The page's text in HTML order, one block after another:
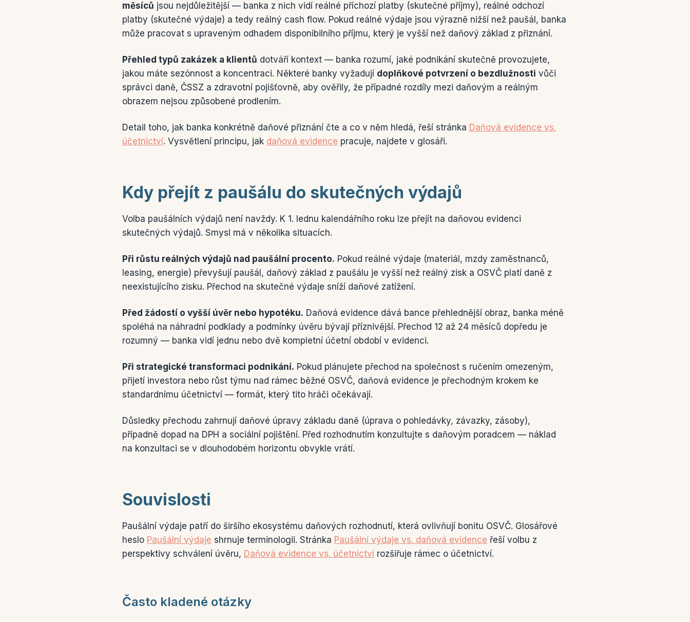
měsíců jsou nejdůležitější — banka z nich vidí reálné příchozí platby (skutečné příjmy), reálné odchozí
platby (skutečné výdaje) a tedy reálný cash flow. Pokud reálné výdaje jsou výrazně nižší než paušál, banka
může pracovat s upraveným odhadem disponibilního příjmu, který je vyšší než daňový základ z přiznání.
Přehled typů zakázek a klientů dotváří kontext — banka rozumí, jaké podnikání skutečně provozujete,
jakou máte sezónnost a koncentraci. Některé banky vyžadují doplňkové potvrzení o bezdlužnosti vůči
správci daně, ČSSZ a zdravotní pojišťovně, aby ověřily, že případné rozdíly mezi daňovým a reálným
obrazem nejsou způsobené prodlením.
Detail toho, jak banka konkrétně daňové přiznání čte a co v něm hledá, řeší stránka Daňová evidence vs.
účetnictví. Vysvětlení principu, jak daňová evidence pracuje, najdete v glosáři.
Kdy přejít z paušálu do skutečných výdajů
Volba paušálních výdajů není navždy. K 1. lednu kalendářního roku lze přejít na daňovou evidenci
skutečných výdajů. Smysl má v několika situacích.
Při růstu reálných výdajů nad paušální procento. Pokud reálné výdaje (materiál, mzdy zaměstnanců,
leasing, energie) převyšují paušál, daňový základ z paušálu je vyšší než reálný zisk a OSVČ platí daně z
neexistujícího zisku. Přechod na skutečné výdaje sníží daňové zatížení.
Před žádostí o vyšší úvěr nebo hypotéku. Daňová evidence dává bance přehlednější obraz, banka méně
spoléhá na náhradní podklady a podmínky úvěru bývají příznivější. Přechod 12 až 24 měsíců dopředu je
rozumný — banka vidí jednu nebo dvě kompletní účetní období v evidenci.
Při strategické transformaci podnikání. Pokud plánujete přechod na společnost s ručením omezeným,
přijetí investora nebo růst týmu nad rámec běžné OSVČ, daňová evidence je přechodným krokem ke
standardnímu účetnictví — formát, který tito hráči očekávají.
Důsledky přechodu zahrnují daňové úpravy základu daně (úprava o pohledávky, závazky, zásoby),
případně dopad na DPH a sociální pojištění. Před rozhodnutím konzultujte s daňovým poradcem — náklad
na konzultaci se v dlouhodobém horizontu obvykle vrátí.
Souvislosti
Paušální výdaje patří do širšího ekosystému daňových rozhodnutí, která ovlivňují bonitu OSVČ. Glosářové
heslo Paušální výdaje shrnuje terminologii. Stránka Paušální výdaje vs. daňová evidence řeší volbu z
perspektivy schválení úvěru, Daňová evidence vs. účetnictví rozšiřuje rámec o účetnictví.
Často kladené otázky